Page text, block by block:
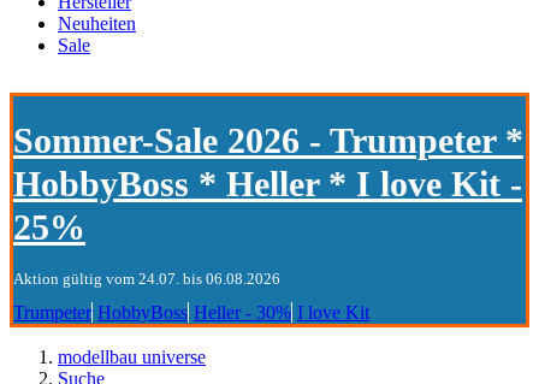
Neuheiten
Sale
Sommer-Sale 2026 - Trumpeter *
HobbyBoss * Heller * I love Kit -
25%
Aktion gültig vom 24.07. bis 06.08.2026
Trumpeter HobbyBoss Heller - 30% I love Kit
modellbau universe
Suche